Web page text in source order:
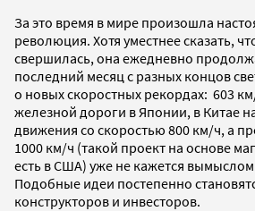
За это время в мире произошла
революция. Хотя уместнее сказать,
свершилась, она ежедневно
последний месяц с разных концов
о новых скоростных рекордах: 603
железной дороги в Японии, в Китае
движения со скоростью 800 км/ч, а
1000 км/ч (такой проект на основе
есть в США) уже не кажется
Подобные идеи постепенно
конструкторов и инвесторов.